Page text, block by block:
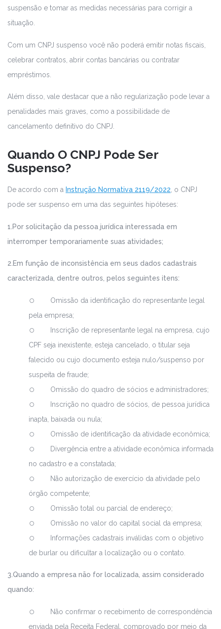
suspensão e tomar as medidas necessárias para corrigir a
situação.
Com um CNPJ suspenso você não poderá emitir notas fiscais,
celebrar contratos, abrir contas bancárias ou contratar
empréstimos.
Além disso, vale destacar que a não regularização pode levar a
penalidades mais graves, como a possibilidade de
cancelamento definitivo do CNPJ.
Quando O CNPJ Pode Ser
Suspenso?
De acordo com a Instrução Normativa 2119/2022 , o CNPJ
pode ser suspenso em uma das seguintes hipóteses:
1.Por solicitação da pessoa jurídica interessada em
interromper temporariamente suas atividades;
2.Em função de inconsistência em seus dados cadastrais
caracterizada, dentre outros, pelos seguintes itens:
Omissão da identificação do representante legal
pela empresa;
Inscrição de representante legal na empresa, cujo
CPF seja inexistente, esteja cancelado, o titular seja
falecido ou cujo documento esteja nulo/suspenso por
suspeita de fraude;
Omissão do quadro de sócios e administradores;
Inscrição no quadro de sócios, de pessoa jurídica
inapta, baixada ou nula;
Omissão de identificação da atividade econômica;
Divergência entre a atividade econômica informada
no cadastro e a constatada;
Não autorização de exercício da atividade pelo
órgão competente;
Omissão total ou parcial de endereço;
Omissão no valor do capital social da empresa;
Informações cadastrais inválidas com o objetivo
de burlar ou dificultar a localização ou o contato.
3.Quando a empresa não for localizada, assim considerado
quando:
Não confirmar o recebimento de correspondência
enviada pela Receita Federal, comprovado por meio da